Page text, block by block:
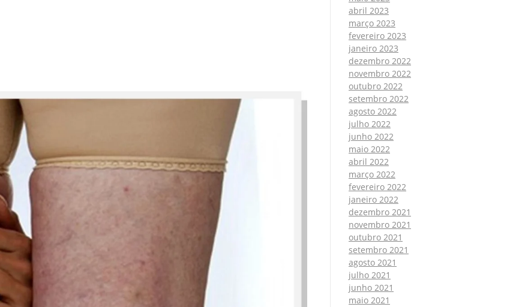
abril 2023
março 2023
fevereiro 2023
janeiro 2023
dezembro 2022
novembro 2022
outubro 2022
setembro 2022
agosto 2022
julho 2022
junho 2022
maio 2022
abril 2022
março 2022
fevereiro 2022
janeiro 2022
dezembro 2021
novembro 2021
outubro 2021
setembro 2021
agosto 2021
julho 2021
junho 2021
maio 2021